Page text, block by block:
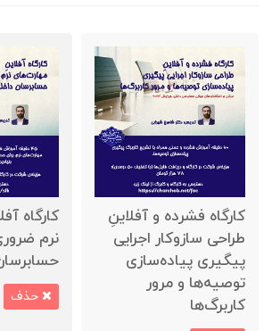
کارگاه فشرده‌ و آفلاینِ
طراحی سازوکار اجرایی
پیگیری پیاده‌سازی
توصیه‌ها و مرور
کاربرگ‌ها
کارگاه
نرم
حذف